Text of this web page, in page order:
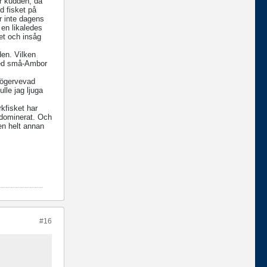
fisket på
inte dagens
likaledes
och insåg
Vilken
små-Ambor
jag ljuga
har
Och
helt annan
#16